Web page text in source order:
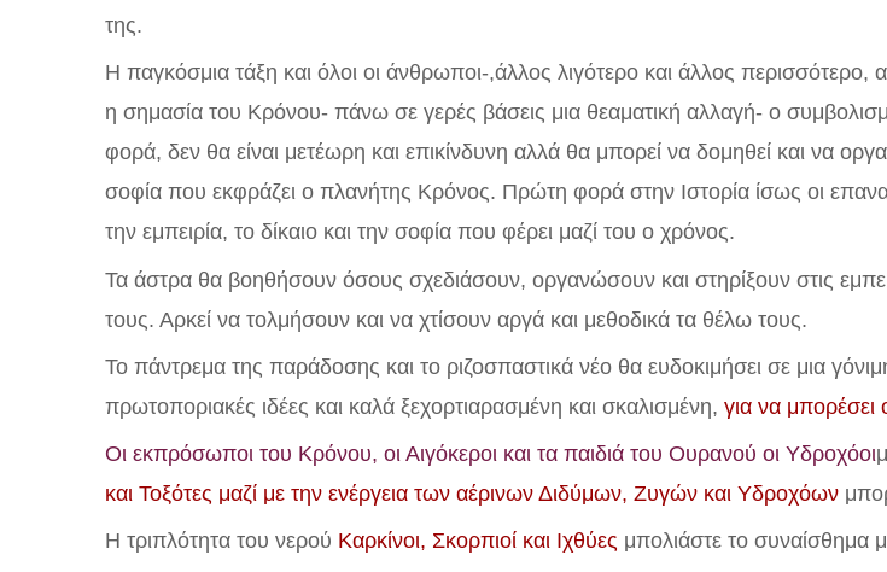
της.
Η παγκόσμια τάξη και όλοι οι άνθρωποι-,άλλος λιγότερο και άλλος
η σημασία του Κρόνου- πάνω σε γερές βάσεις μια θεαματική αλλαγή- ο
φορά, δεν θα είναι μετέωρη και επικίνδυνη αλλά θα μπορεί να δομηθεί και να
σοφία που εκφράζει ο πλανήτης Κρόνος. Πρώτη φορά στην Ιστορία ίσως οι
την εμπειρία, το δίκαιο και την σοφία που φέρει μαζί του ο χρόνος.
Τα άστρα θα βοηθήσουν όσους σχεδιάσουν, οργανώσουν και στηρίξουν στις
τους. Αρκεί να τολμήσουν και να χτίσουν αργά και μεθοδικά τα θέλω τους.
Το πάντρεμα της παράδοσης και το ριζοσπαστικά νέο θα ευδοκιμήσει σε μια
πρωτοποριακές ιδέες και καλά ξεχορτιαρασμένη και σκαλισμένη, για να
Οι εκπρόσωποι του Κρόνου, οι Αιγόκεροι και τα παιδιά του Ουρανού οι Υδροχόοι
και Τοξότες μαζί με την ενέργεια των αέρινων Διδύμων, Ζυγών και Υδροχόων
Η τριπλότητα του νερού Καρκίνοι, Σκορπιοί και Ιχθύες μπολιάστε το συναίσθημα